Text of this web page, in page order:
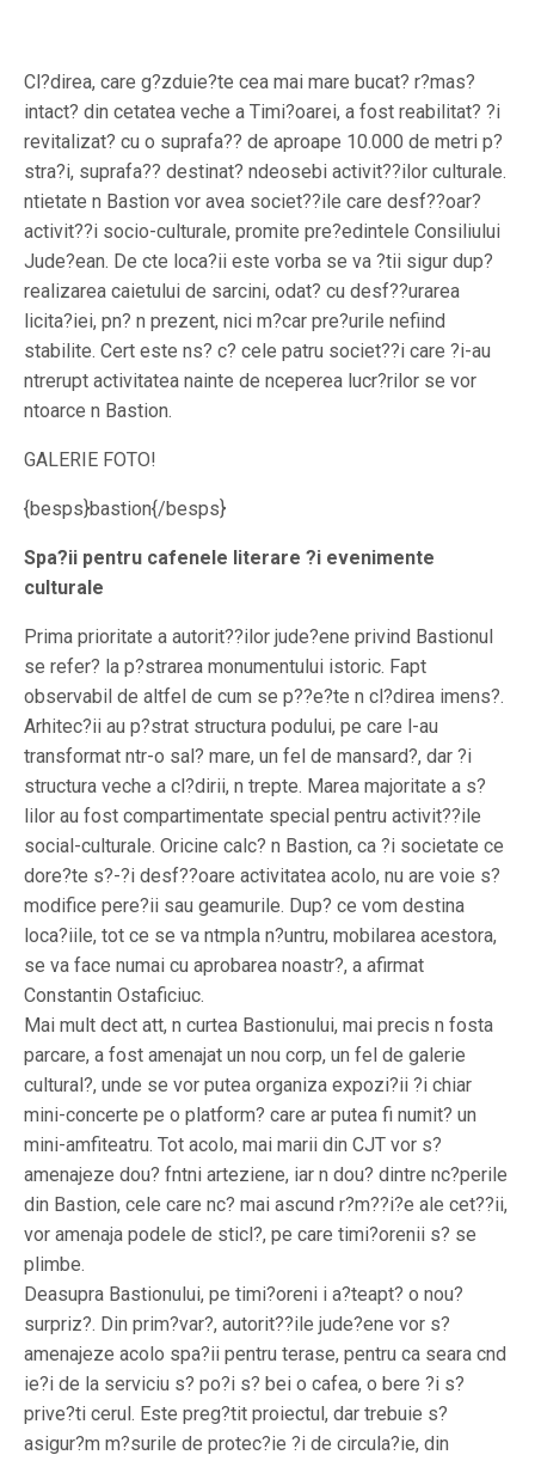
Cl?direa, care g?zduie?te cea mai mare bucat? r?mas?
intact? din cetatea veche a Timi?oarei, a fost reabilitat? ?i
revitalizat? cu o suprafa?? de aproape 10.000 de metri p?
stra?i, suprafa?? destinat? ndeosebi activit??ilor culturale.
ntietate n Bastion vor avea societ??ile care desf??oar?
activit??i socio-culturale, promite pre?edintele Consiliului
Jude?ean. De cte loca?ii este vorba se va ?tii sigur dup?
realizarea caietului de sarcini, odat? cu desf??urarea
licita?iei, pn? n prezent, nici m?car pre?urile nefiind
stabilite. Cert este ns? c? cele patru societ??i care ?i-au
ntrerupt activitatea nainte de nceperea lucr?rilor se vor
ntoarce n Bastion.
GALERIE FOTO!
{besps}bastion{/besps}
Spa?ii pentru cafenele literare ?i evenimente
culturale
Prima prioritate a autorit??ilor jude?ene privind Bastionul
se refer? la p?strarea monumentului istoric. Fapt
observabil de altfel de cum se p??e?te n cl?direa imens?.
Arhitec?ii au p?strat structura podului, pe care l-au
transformat ntr-o sal? mare, un fel de mansard?, dar ?i
structura veche a cl?dirii, n trepte. Marea majoritate a s?
lilor au fost compartimentate special pentru activit??ile
social-culturale. Oricine calc? n Bastion, ca ?i societate ce
dore?te s?-?i desf??oare activitatea acolo, nu are voie s?
modifice pere?ii sau geamurile. Dup? ce vom destina
loca?iile, tot ce se va ntmpla n?untru, mobilarea acestora,
se va face numai cu aprobarea noastr?, a afirmat
Constantin Ostaficiuc.
Mai mult dect att, n curtea Bastionului, mai precis n fosta
parcare, a fost amenajat un nou corp, un fel de galerie
cultural?, unde se vor putea organiza expozi?ii ?i chiar
mini-concerte pe o platform? care ar putea fi numit? un
mini-amfiteatru. Tot acolo, mai marii din CJT vor s?
amenajeze dou? fntni arteziene, iar n dou? dintre nc?perile
din Bastion, cele care nc? mai ascund r?m??i?e ale cet??ii,
vor amenaja podele de sticl?, pe care timi?orenii s? se
plimbe.
Deasupra Bastionului, pe timi?oreni i a?teapt? o nou?
surpriz?. Din prim?var?, autorit??ile jude?ene vor s?
amenajeze acolo spa?ii pentru terase, pentru ca seara cnd
ie?i de la serviciu s? po?i s? bei o cafea, o bere ?i s?
prive?ti cerul. Este preg?tit proiectul, dar trebuie s?
asigur?m m?surile de protec?ie ?i de circula?ie, din